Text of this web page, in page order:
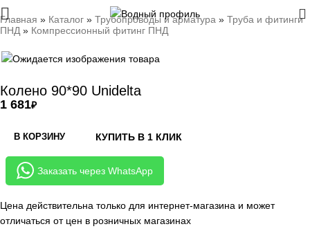
Главная » Каталог » Трубопроводы и арматура » Труба и фитинги
ПНД » Компрессионный фитинг ПНД
Колено 90*90 Unidelta
₽
В КОРЗИНУ КУПИТЬ В 1 КЛИК
Заказать через WhatsApp
Цена действительна только для интернет-магазина и может
отличаться от цен в розничных магазинах